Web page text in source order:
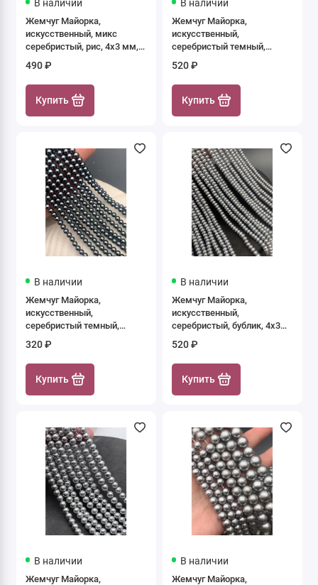
В наличии
Жемчуг Майорка,
искусственный, микс
серебристый, рис, 4х3 мм,
490 ₽
Купить
В наличии
Жемчуг Майорка,
искусственный,
серебристый темный,
40 см
520 ₽
Купить
В наличии
Жемчуг Майорка,
искусственный,
серебристый темный,
нити 39 см
320 ₽
Купить
В наличии
Жемчуг Майорка,
искусственный,
серебристый, бублик, 4х3
520 ₽
Купить
В наличии
Жемчуг Майорка,
В наличии
Жемчуг Майорка,